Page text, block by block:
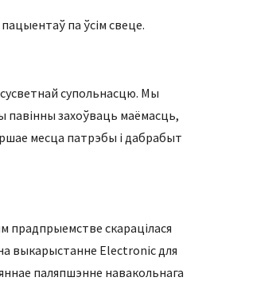
па ўсім свеце.
супольнасцю. Мы
павінны захоўваць маёмасць,
месца патрэбы і дабрабыт
прадпрыемстве скарацілася
выкарыстанне Electronic для
паляпшэнне навакольнага